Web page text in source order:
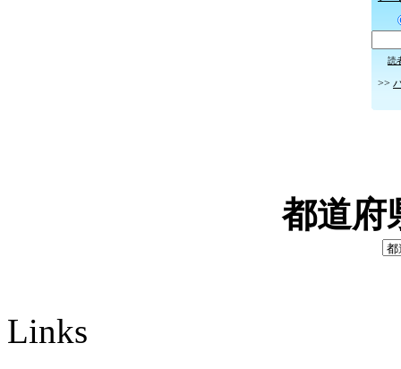
読
>>
都道府
Links